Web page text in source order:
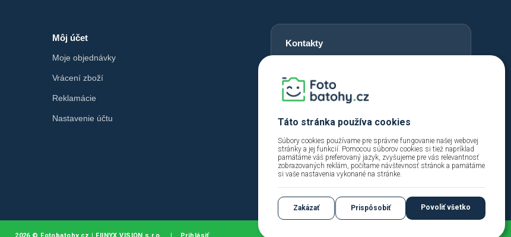
Môj účet
Moje objednávky
Vrácení zboží
Reklamácie
Nastavenie účtu
Kontakty
info@fotobatohy.cz
Táto stránka používa cookies
Súbory cookies používame pre správne fungovanie našej webovej
stránky a jej funkcií. Pomocou súborov cookies si tiež napríklad
pamätáme váš preferovaný jazyk, zvyšujeme pre vás relevantnosť
zobrazovaných reklám, počítame návštevnosť stránok a pamätáme
si vaše nastavenia vykonané na stránke.
Zakázať Prispôsobiť Povoliť všetko